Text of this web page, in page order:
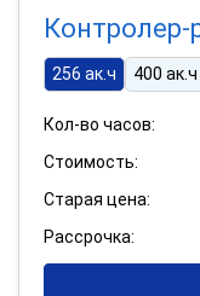
Контролер-
256 ак.ч 400 ак.ч
Кол-во часов:
Стоимость:
Старая цена:
Рассрочка: